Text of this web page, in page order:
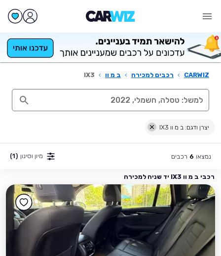
CARWIZ
› רכבים למכירה › ב מ וו ›
IX3
יצרן ודגם: ב מ וו IX3
נמצאו 6 רכבים מיון וסינון (1)
רכבי ב מ וו IX3 יד שניה למכירה